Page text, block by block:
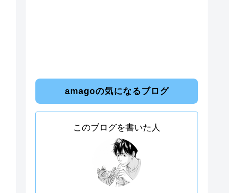
amagoの気になるブログ
このブログを書いた人